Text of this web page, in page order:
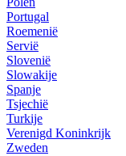
Portugal
Roemenië
Servië
Slovenië
Slowakije
Spanje
Tsjechië
Turkije
Verenigd Koninkrijk
Zweden